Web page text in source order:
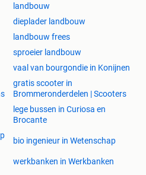
landbouw
dieplader landbouw
landbouw frees
sproeier landbouw
vaal van bourgondie in Konijnen
gratis scooter in
Brommeronderdelen | Scooters
lege bussen in Curiosa en
Brocante
bio ingenieur in Wetenschap
werkbanken in Werkbanken